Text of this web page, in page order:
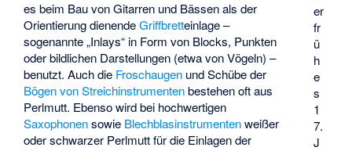
er
fr
ü
h
e
s
1
7.
J
es beim Bau von Gitarren und Bässen als der
Orientierung dienendeGriffbrett­einlage –
sogenannte „Inlays“ in Form von Blocks, Punkten
oder bildlichen Darstellungen (etwa von Vögeln) –
benutzt. Auch die Froschaugen und Schübe der
Bögen von Streichinstrumentenbestehen oft aus
Perlmutt. Ebenso wird bei hochwertigen
Saxophonensowie Blechblasinstrumentenweißer
oder schwarzer Perlmutt für die Einlagen der